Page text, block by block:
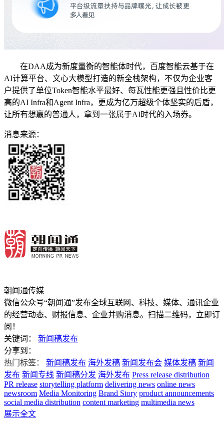
在DAA成为新度量衡的智能体时代，百度智能云基于在
AI计算平台、文心大模型打造的新全栈架构，不仅为企业客
户提供了单位Token智能水平最好、每瓦性能更强且性价比更
高的AI Infra和Agent Infra，更成为亿万超级个体坚实的后盾，
让所有想赢的普通人，拿到一张属于AI时代的入场券。
消息来源：
朝闻通传媒
微信公众号“朝闻通”发布全球互联网、科技、媒体、通讯企业
的经营动态、财报信息、企业并购消息。扫描二维码，立即订
阅！
关键词：
新闻稿发布
分享到：
热门标签：
新闻稿发布 海外发稿 新闻发布会 媒体发稿 新闻
发布 新闻专线 新闻稿分发 海外发布 Press release distribution
PR release storytelling platform delivering news online news
newsroom Media Monitoring Brand Story product announcements
social media distribution content marketing multimedia news
展示全文